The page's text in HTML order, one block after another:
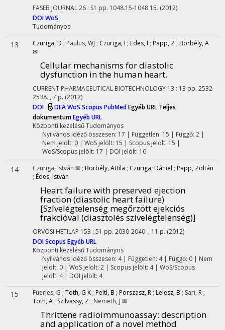
FASEB JOURNAL26 : S1 pp. 1048.15-1048.15. (2012)
DOIWoS
Tudományos
13 Czuriga, D ; Paulus, WJ ; Czuriga, I ; Edes, I ; Papp, Z ; Borbély, A
✉
Cellular mechanisms for diastolic
dysfunction in the human heart.
CURRENT PHARMACEUTICAL BIOTECHNOLOGY 13 : 13 pp. 2532-
2538. , 7 p. (2012)
DOI
DEAWoS Scopus PubMedEgyéb URL Teljes
dokumentumEgyéb URL
Központi kezelésűTudományos
Nyilvános idéző összesen: 17 | Független: 15 | Függő: 2 |
Nem jelölt: 0 | WoS jelölt: 15 | Scopus jelölt: 15 |
WoS/Scopus jelölt: 17 | DOI jelölt: 16
14 Czuriga, István ✉ ; Borbély, Attila ; Czuriga, Dániel ; Papp, Zoltán
; Édes, István
Heart failure with preserved ejection
fraction (diastolic heart failure)
[Szívelégtelenség megőrzött ejekciós
frakcióval (diasztolés szívelégtelenség)]
ORVOSI HETILAP 153 : 51 pp. 2030-2040. , 11 p. (2012)
DOIScopus Egyéb URL
Központi kezelésűTudományos
Nyilvános idéző összesen: 4| Független: 4 | Függő: 0 | Nem
jelölt: 0 | WoS jelölt: 2 | Scopus jelölt: 4 | WoS/Scopus
jelölt: 4 | DOI jelölt: 4
15 Fuerjes, G ; Toth, G K ; Peitl, B ; Porszasz, R ; Lelesz, B ; Sari, R ;
Toth, A ; Szilvassy, Z ; Nemeth, J ✉
Thrittene radioimmunoassay: description
and application of a novel method